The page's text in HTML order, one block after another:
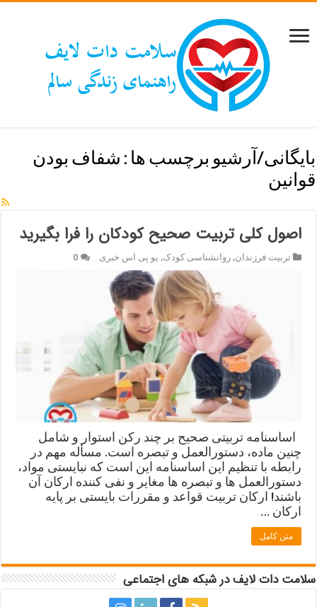
بایگانی/آرشیو برچسب ها : شفاف بودن
قوانین
اصول کلی تربیت صحیح کودکان را فرا بگیرید
تربیت فرزندان,روانشناسی کودک, یو پی اس خبری 0
اساسنامه تربیتی صحیح بر چند رکن استوار و شامل
چنین ماده، دستورالعمل و تبصره است. مسأله مهم در
رابطه با تنظیم این اساسنامه این است که نبایستی مواد،
دستورالعمل ها و تبصره ها مغایر و نفی کننده ارکان آن
باشند! ارکان تربیت قواعد و مقررات بایستی بر پایه
ارکان …
متن کامل
سلامت دات لایف در شبکه های اجتماعی